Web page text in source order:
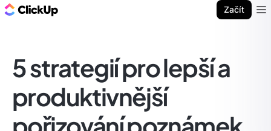
Začít
5 strategií pro lepší a
produktivnější